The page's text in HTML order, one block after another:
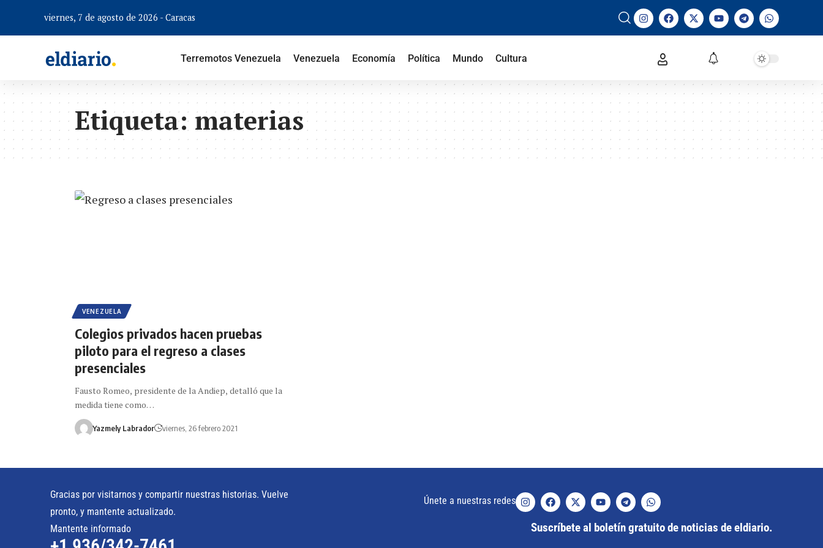
viernes, 7 de agosto de 2026 - Caracas
Terremotos Venezuela Venezuela Economía Política Mundo Cultura
Etiqueta:materias
VENEZUELA
Colegios privados hacen pruebas
piloto para el regreso a clases
presenciales
Fausto Romeo, presidente de la Andiep, detalló que la
medida tiene como…
Yazmely Labrador viernes, 26 febrero 2021
Gracias por visitarnos y compartir nuestras historias. Vuelve
pronto, y mantente actualizado.
Mantente informado
Únete a nuestras redes
Suscríbete al boletín gratuito de noticias de eldiario.